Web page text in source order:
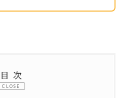
目次
CLOSE